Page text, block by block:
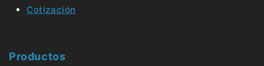
Cotización
Productos